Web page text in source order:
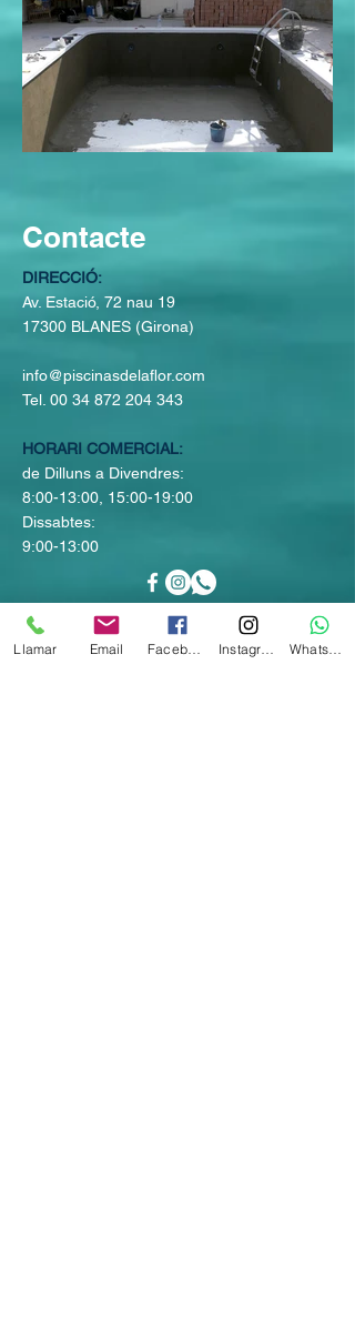
Contacte
DIRECCIÓ:
Av. Estació, 72 nau 19
17300 BLANES (Girona)
info@piscinasdelaflor.com
Tel. 00 34 872 204 343
HORARI COMERCIAL:
de Dilluns a Divendres:
8:00-13:00, 15:00-19:00
Dissabtes:
9:00-13:00
Llamar Email